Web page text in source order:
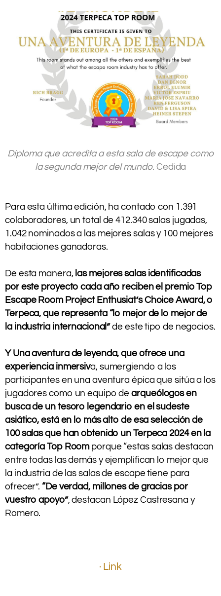
Diploma que acredita a esta sala de escape como
la segunda mejor del mundo. Cedida
Para esta última edición, ha contado con 1.391
colaboradores, un total de 412.340 salas jugadas,
1.042 nominados a las mejores salas y 100 mejores
habitaciones ganadoras.
De esta manera, las mejores salas identificadas
por este proyecto cada año reciben el premio Top
Escape Room Project Enthusiat’s Choice Award, o
Terpeca, que representa “lo mejor de lo mejor de
la industria internacional”de este tipo de negocios.
Y Una aventura de leyenda, que ofrece una
experiencia inmersiva, sumergiendo a los
participantes en una aventura épica que sitúa a los
jugadores como un equipo de arqueólogos en
busca de un tesoro legendario en el sudeste
asiático, está en lo más alto de esa selección de
100 salas que han obtenido un Terpeca 2024 en la
categoría Top Room porque “estas salas destacan
entre todas las demás y ejemplifican lo mejor que
la industria de las salas de escape tiene para
ofrecer”.“De verdad, millones de gracias por
vuestro apoyo”, destacan López Castresana y
Romero.
· Link